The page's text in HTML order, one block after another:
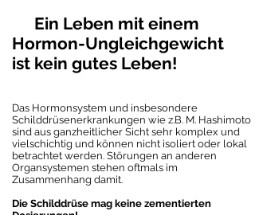
Ein Leben mit einem
Hormon-Ungleichgewicht
ist kein gutes Leben!
Das Hormonsystem und insbesondere
Schilddrüsenerkrankungen wie z.B. M. Hashimoto
sind aus ganzheitlicher Sicht sehr komplex und
vielschichtig und können nicht isoliert oder lokal
betrachtet werden. Störungen an anderen
Organsystemen stehen oftmals im
Zusammenhang damit.
Die Schilddrüse mag keine zementierten